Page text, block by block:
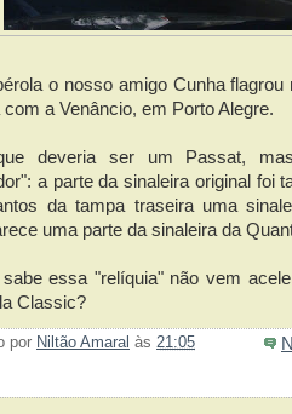
o nosso amigo Cunha flagrou
com a Venâncio, em Porto Alegre.
deveria ser um Passat,
a parte da sinaleira original foi
da tampa traseira uma
uma parte da sinaleira da
essa "relíquia" não vem
Classic?
por Niltão Amaral às 21:05